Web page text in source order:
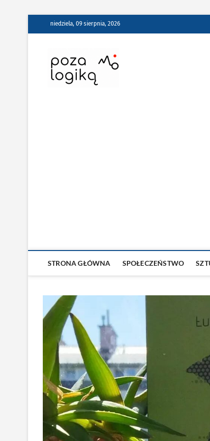
niedziela, 09 sierpnia, 2026
Poza Logiką
STRONA GŁÓWNA SPOŁECZEŃSTWO